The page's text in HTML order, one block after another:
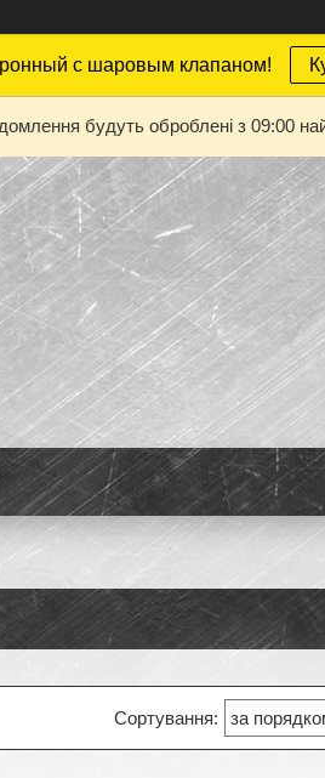
с шаровым клапаном!
будуть оброблені з 09:00